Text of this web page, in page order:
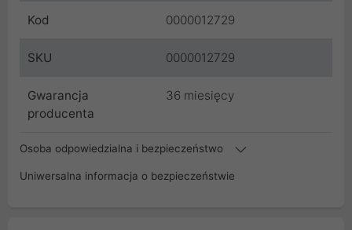
Kod 0000012729
SKU 0000012729
Gwarancja
producenta
36 miesięcy
Osoba odpowiedzialna i bezpieczeństwo
Uniwersalna informacja o bezpieczeństwie